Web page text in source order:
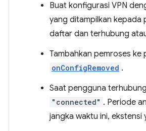
Buat konfigurasi VPN
yang ditampilkan kepada
daftar dan terhubung
Tambahkan pemroses ke
onConfigRemoved .
Saat pengguna
"connected" . Periode
jangka waktu ini, ekstensi